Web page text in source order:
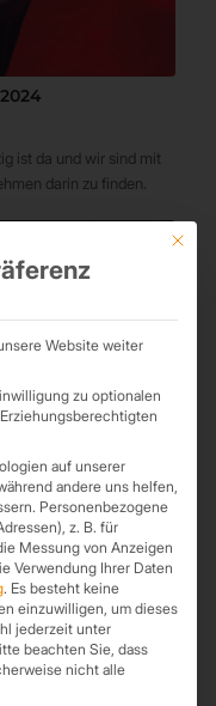
ist da und wir sind mit
darin zu finden.
findet ihr einen
Mit
Website weiter
zu optionalen
auf unserer
andere uns helfen,
Personenbezogene
z. B. für
Messung von Anzeigen
Verwendung Ihrer Daten
. Es besteht keine
einzuwilligen, um dieses
jederzeit unter
beachten Sie, dass
nicht alle